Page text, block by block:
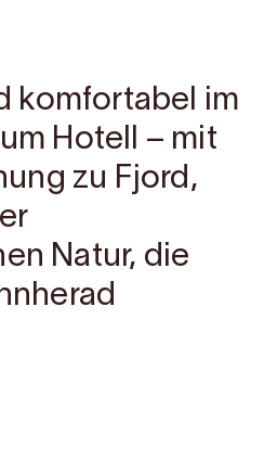
komfortabel im
Hotell – mit
zu Fjord,
Natur, die